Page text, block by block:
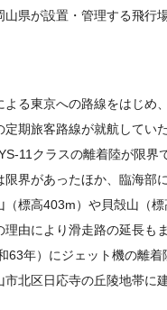
山県が設置・管理する飛行
よる東京への路線をはじめ
期旅客路線が就航してい
11クラスの離着陸が限界
界があったほか、臨海部
（標高403m）や貝殻山（
由により滑走路の延長も
63年）にジェット機の離着
市北区日応寺の丘陵地帯に